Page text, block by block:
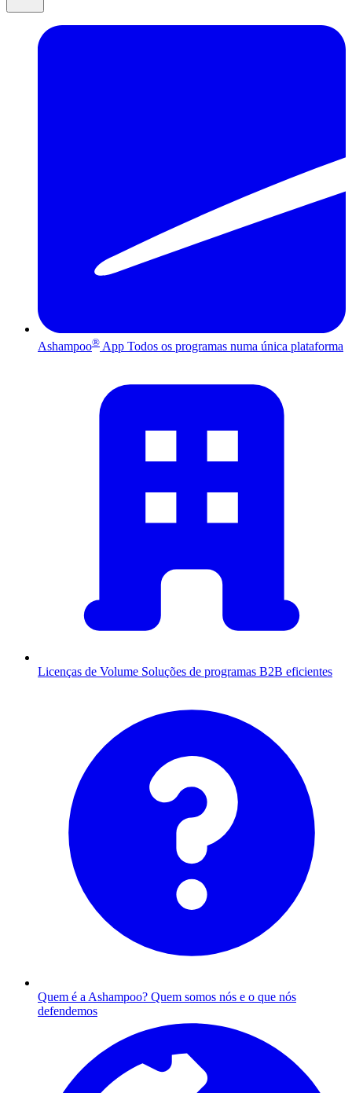
Ashampoo® App Todos os programas numa única plataforma
Licenças de Volume Soluções de programas B2B eficientes
Quem é a Ashampoo? Quem somos nós e o que nós
defendemos